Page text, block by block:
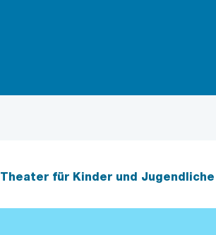
Theater für Kinder und Jugendliche